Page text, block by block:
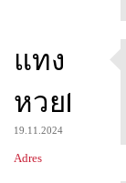
แทง
หวย1
19.11.2024
Adres